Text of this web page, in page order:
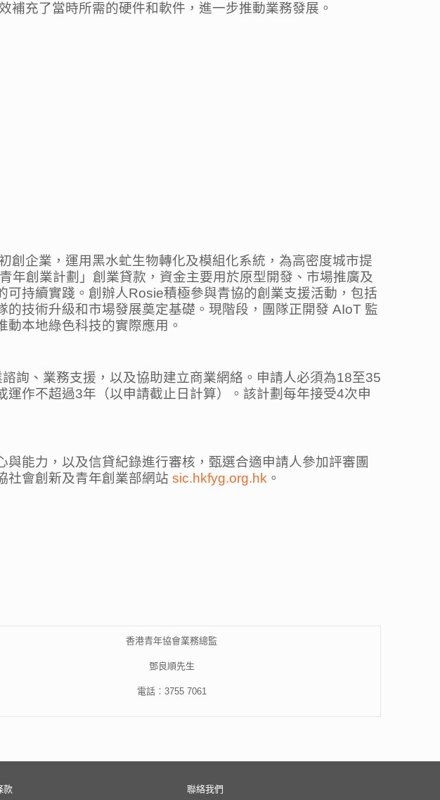
充了當時所需的硬件和軟件，進一步推動業務發展。
企業，運用黑水虻生物轉化及模組化系統，為高密度城市提
年創業計劃」創業貸款，資金主要用於原型開發、市場推廣及
持續實踐。創辦人Rosie積極參與青協的創業支援活動，包括
技術升級和市場發展奠定基礎。現階段，團隊正開發 AIoT 監
本地綠色科技的實際應用。
詢、業務支援，以及協助建立商業網絡。申請人必須為18至35
作不超過3年（以申請截止日計算）。該計劃每年接受4次申
能力，以及信貸紀錄進行審核，甄選合適申請人參加評審團
社會創新及青年創業部網站 sic.hkfyg.org.hk 。
香港青年協會業務總監
鄧良順先生
電話︰3755 7061
款 聯絡我們